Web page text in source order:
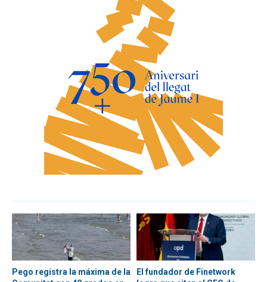
Pego registra la máxima de la
El fundador de Finetwork